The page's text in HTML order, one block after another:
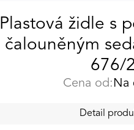
Plastová židle s
čalouněným
676/2
Cena od: Na
Detail